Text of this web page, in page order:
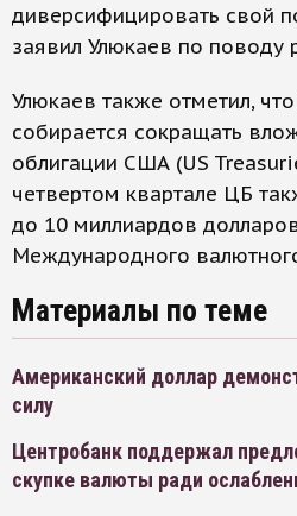
диверсифицировать свой
заявил Улюкаев по поводу
Улюкаев также отметил,
собирается сокращать
облигации США (US
четвертом квартале ЦБ
до 10 миллиардов
Международного
Материалы по теме
Американский доллар
силу
Центробанк поддержал
скупке валюты ради